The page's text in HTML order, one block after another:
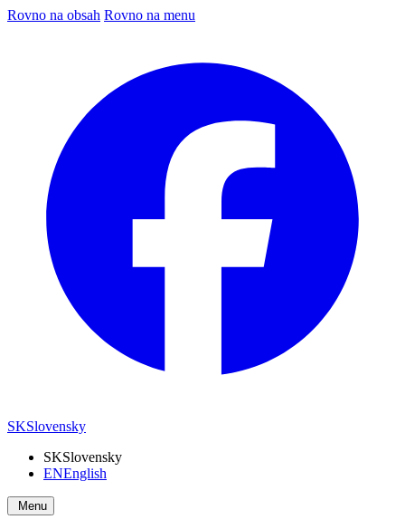
Rovno na obsah Rovno na menu
SKSlovensky
SKSlovensky
ENEnglish
Menu